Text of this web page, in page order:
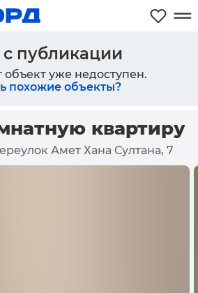
публикации
объект уже недоступен.
похожие объекты?
квартиру
Амет Хана Султана, 7